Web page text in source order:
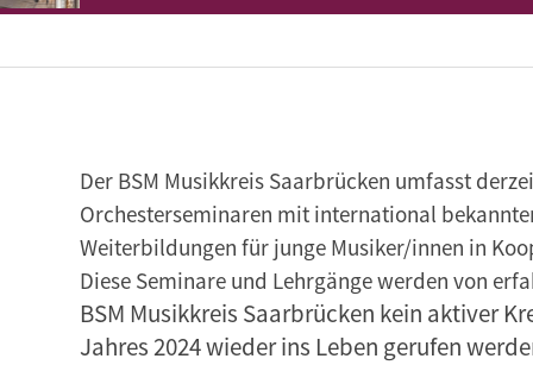
Der BSM Musikkreis Saarbrücken umfasst
Orchesterseminaren mit international
Weiterbildungen für junge Musiker/innen in
Diese Seminare und Lehrgänge werden von
BSM Musikkreis Saarbrücken kein aktiver
Jahres 2024 wieder ins Leben gerufen